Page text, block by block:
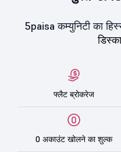
5paisa कम्युनिटी का
फ्लैट ब्रोकरेज
0 अकाउंट खोलने का शुल्क